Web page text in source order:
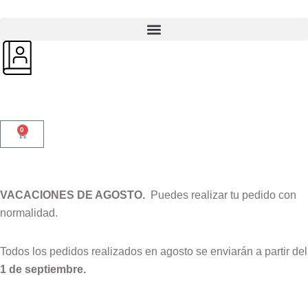
0
VACACIONES DE AGOSTO. Puedes realizar tu pedido con
normalidad.
Todos los pedidos realizados en agosto se enviarán a partir del
1 de septiembre.